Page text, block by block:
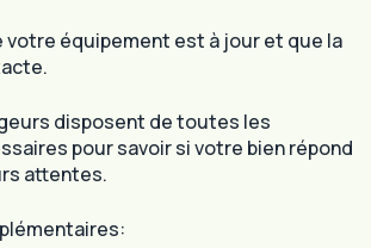
équipement est à jour et que la
disposent de toutes les
pour savoir si votre bien répond
attentes.